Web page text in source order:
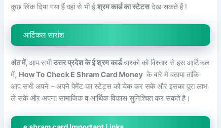
कुछ लिंक दिया गया हैं वहां से भी ईश्रम कार्ड का स्टेटसदेख सकते हैं !
आर्टिकल सारांश
अंत में,आप सभीउत्तर प्रदेश के ई श्रम कार्डधारको को विस्तार से इस आर्टिकल
में, How To Check E Shram Card Money के बारे मे बताया ताकि
आप सभी अपने – अपने पेमेंट का स्टेट्स को चेक कर सके और इसका पूरा लाभ
ले सके औऱ अपना सामाजिक व आर्थिक विकास सुनिश्चित कर सकते है।